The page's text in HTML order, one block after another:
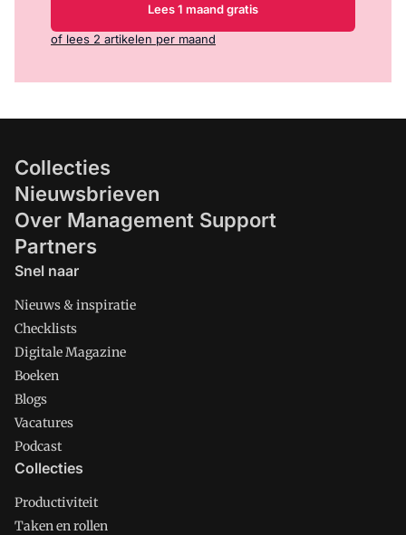
Lees 1 maand gratis
of lees 2 artikelen per maand
Collecties
Nieuwsbrieven
Over Management Support
Partners
Snel naar
Nieuws & inspiratie
Checklists
Digitale Magazine
Boeken
Blogs
Vacatures
Podcast
Collecties
Productiviteit
Taken en rollen